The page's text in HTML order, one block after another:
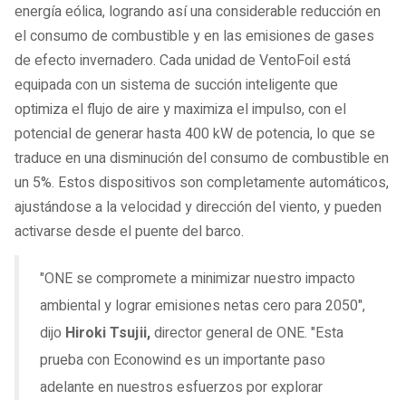
energía eólica, logrando así una considerable reducción en
el consumo de combustible y en las emisiones de gases
de efecto invernadero. Cada unidad de VentoFoil está
equipada con un sistema de succión inteligente que
optimiza el flujo de aire y maximiza el impulso, con el
potencial de generar hasta 400 kW de potencia, lo que se
traduce en una disminución del consumo de combustible en
un 5%. Estos dispositivos son completamente automáticos,
ajustándose a la velocidad y dirección del viento, y pueden
activarse desde el puente del barco.
"ONE se compromete a minimizar nuestro impacto
ambiental y lograr emisiones netas cero para 2050",
dijo Hiroki Tsujii,director general de ONE. "Esta
prueba con Econowind es un importante paso
adelante en nuestros esfuerzos por explorar